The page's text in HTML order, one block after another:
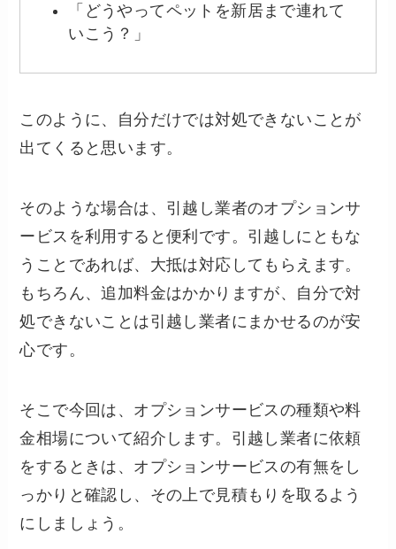
「どうやってペットを新居まで連れて
いこう？」
このように、自分だけでは対処できないことが
出てくると思います。
そのような場合は、引越し業者のオプションサ
ービスを利用すると便利です。引越しにともな
うことであれば、大抵は対応してもらえます。
もちろん、追加料金はかかりますが、自分で対
処できないことは引越し業者にまかせるのが安
心です。
そこで今回は、オプションサービスの種類や料
金相場について紹介します。引越し業者に依頼
をするときは、オプションサービスの有無をし
っかりと確認し、その上で見積もりを取るよう
にしましょう。